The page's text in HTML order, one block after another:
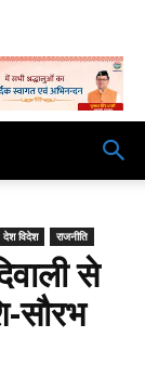
देश विदेश राजनीति
से
सौरभ